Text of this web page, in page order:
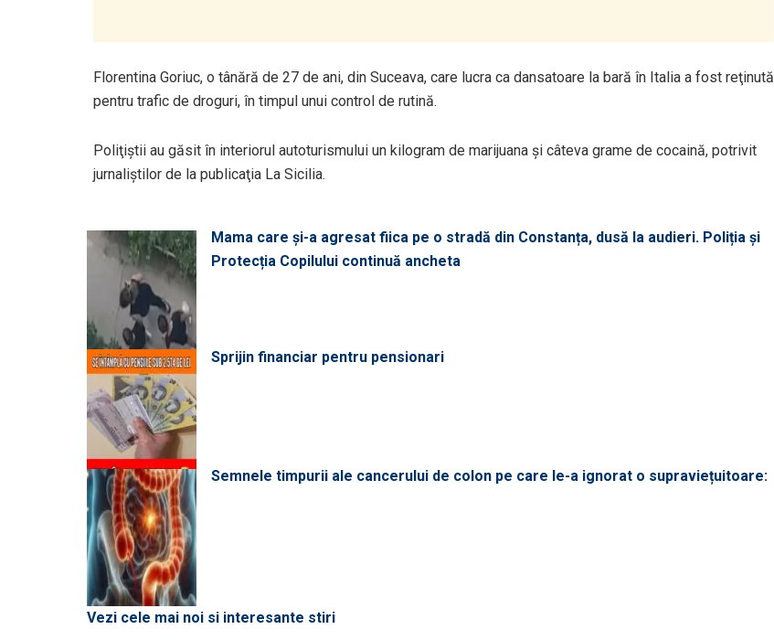
Florentina Goriuc, o tânără de 27 de ani, din Suceava, care lucra ca dansatoare la bară în Italia a fost reţinută
pentru trafic de droguri, în timpul unui control de rutină.
Poliţiştii au găsit în interiorul autoturismului un kilogram de marijuana şi câteva grame de cocaină, potrivit
jurnaliştilor de la publicaţia La Sicilia.
Mama care și-a agresat fiica pe o stradă din Constanța, dusă la audieri. Poliția și
Protecția Copilului continuă ancheta
Sprijin financiar pentru pensionari
Semnele timpurii ale cancerului de colon pe care le-a ignorat o supraviețuitoare:
Vezi cele mai noi si interesante stiri